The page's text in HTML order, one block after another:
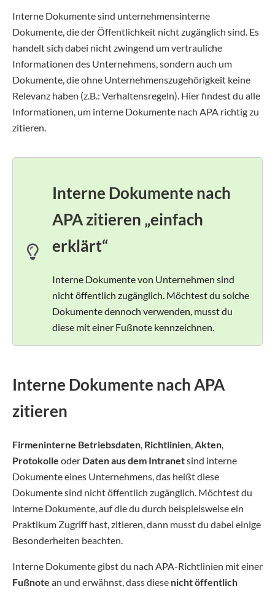
Interne Dokumente sind unternehmensinterne
Dokumente, die der Öffentlichkeit nicht zugänglich sind. Es
handelt sich dabei nicht zwingend um vertrauliche
Informationen des Unternehmens, sondern auch um
Dokumente, die ohne Unternehmenszugehörigkeit keine
Relevanz haben (z.B.: Verhaltensregeln). Hier findest du alle
Informationen, um interne Dokumente nach APA richtig zu
zitieren.
Interne Dokumente nach
APA zitieren „einfach
erklärt“
Interne Dokumente von Unternehmen sind
nicht öffentlich zugänglich. Möchtest du solche
Dokumente dennoch verwenden, musst du
diese mit einer Fußnote kennzeichnen.
Interne Dokumente nach APA
zitieren
Firmeninterne Betriebsdaten Richtlinien Akten
Protokolle oder Daten aus dem Intranetsind interne
Dokumente eines Unternehmens, das heißt diese
Dokumente sind nicht öffentlich zugänglich. Möchtest du
interne Dokumente, auf die du durch beispielsweise ein
Praktikum Zugriff hast, zitieren, dann musst du dabei einige
Besonderheiten beachten.
Interne Dokumente gibst du nach APA-Richtlinien mit einer
Fußnote an und erwähnst, dass diese nicht öffentlich